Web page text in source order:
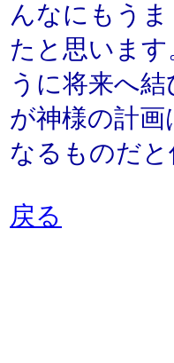
んなにもう
たと思いま
うに将来へ
が神様の計
なるものだ
戻る